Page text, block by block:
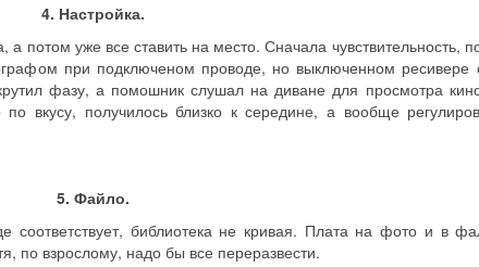
4. Настройка.
уже все ставить на место. Сначала чувствительность,
при подключеном проводе, но выключенном ресивере
фазу, а помошник слушал на диване для просмотра
вкусу, получилось близко к середине, а вообще
5. Файло.
соответствует, библиотека не кривая. Плата на фото и в
по взрослому, надо бы все переразвести.